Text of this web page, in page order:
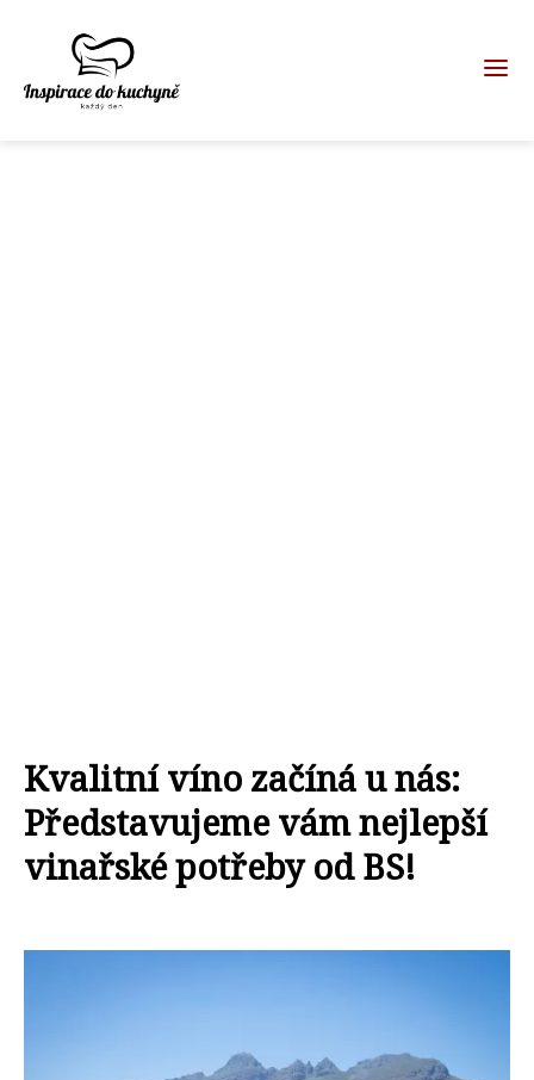
Kvalitní víno začíná u nás:
Představujeme vám nejlepší
vinařské potřeby od BS!